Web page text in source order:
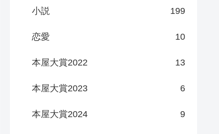
小説 199
恋愛 10
本屋大賞2022 13
本屋大賞2023 6
本屋大賞2024 9